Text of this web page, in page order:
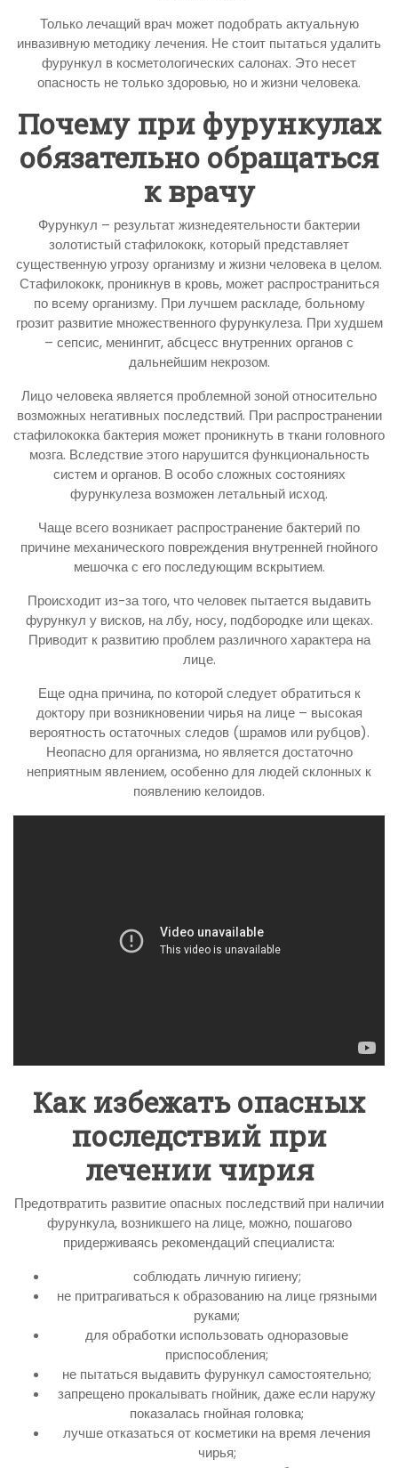
Только лечащий врач может подобрать актуальную
инвазивную методику лечения. Не стоит пытаться удалить
фурункул в косметологических салонах. Это несет
опасность не только здоровью, но и жизни человека.
Почему при фурункулах
обязательно обращаться
к врачу
Фурункул – результат жизнедеятельности бактерии
золотистый стафилококк, который представляет
существенную угрозу организму и жизни человека в целом.
Стафилококк, проникнув в кровь, может распространиться
по всему организму. При лучшем раскладе, больному
грозит развитие множественного фурункулеза. При худшем
– сепсис, менингит, абсцесс внутренних органов с
дальнейшим некрозом.
Лицо человека является проблемной зоной относительно
возможных негативных последствий. При распространении
стафилококка бактерия может проникнуть в ткани головного
мозга. Вследствие этого нарушится функциональность
систем и органов. В особо сложных состояниях
фурункулеза возможен летальный исход.
Чаще всего возникает распространение бактерий по
причине механического повреждения внутренней гнойного
мешочка с его последующим вскрытием.
Происходит из-за того, что человек пытается выдавить
фурункул у висков, на лбу, носу, подбородке или щеках.
Приводит к развитию проблем различного характера на
лице.
Еще одна причина, по которой следует обратиться к
доктору при возникновении чирья на лице – высокая
вероятность остаточных следов (шрамов или рубцов).
Неопасно для организма, но является достаточно
неприятным явлением, особенно для людей склонных к
появлению келоидов.
Как избежать опасных
последствий при
лечении чирия
Предотвратить развитие опасных последствий при наличии
фурункула, возникшего на лице, можно, пошагово
придерживаясь рекомендаций специалиста:
соблюдать личную гигиену;
не притрагиваться к образованию на лице грязными
руками;
для обработки использовать одноразовые
приспособления;
не пытаться выдавить фурункул самостоятельно;
запрещено прокалывать гнойник, даже если наружу
показалась гнойная головка;
лучше отказаться от косметики на время лечения
чирья;